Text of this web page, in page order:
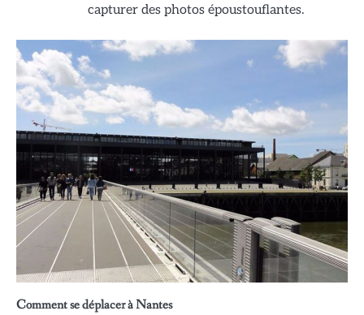
capturer des photos époustouflantes.
Comment se déplacer à Nantes